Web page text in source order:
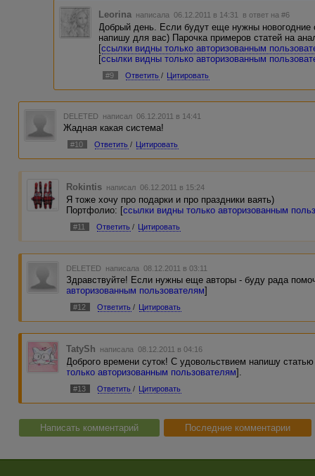
Leorina написала 06.12.2011 в 14:31 в ответ на #6
Добрый день. Если будут еще нужны новогодние
напишу для вас) Парочка примеров статей на
[ссылки видны только авторизованным
[ссылки видны только авторизованным
#9 Ответить / Цитировать
DELETED написал 06.12.2011 в 14:41
Жадная какая система!
#10 Ответить / Цитировать
Rokintis написал 06.12.2011 в 15:24
Я тоже хочу про подарки и про праздники ваять)
Портфолио: [ссылки видны только авторизованным
#11 Ответить / Цитировать
DELETED написала 08.12.2011 в 03:11
Здравствуйте! Если нужны еще авторы - буду рада
авторизованным пользователям]
#12 Ответить / Цитировать
TatySh написала 08.12.2011 в 04:16
Доброго времени суток! С удовольствием напишу
только авторизованным пользователям].
#13 Ответить / Цитировать
Написать комментарий Последние комментарии